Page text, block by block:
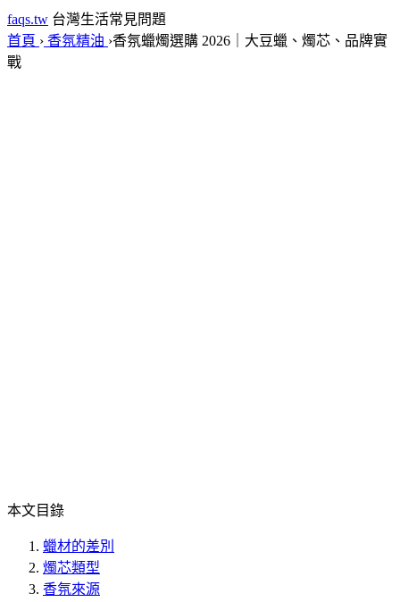
faqs.tw 台灣生活常見問題
首頁 › 香氛精油 ›香氛蠟燭選購 2026｜大豆蠟、燭芯、品牌實
戰
本文目錄
蠟材的差別
燭芯類型
香氛來源